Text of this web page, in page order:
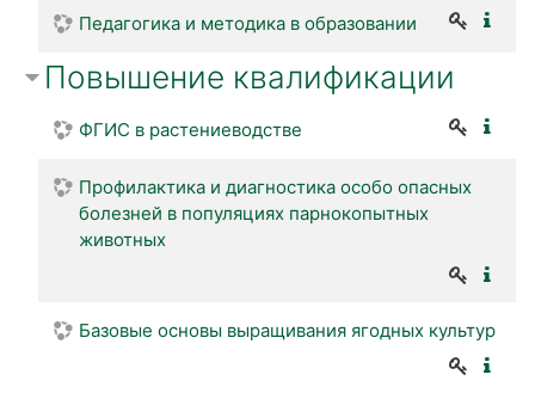
Педагогика и методика в образовании
Повышение квалификации
ФГИС в растениеводстве
Профилактика и диагностика особо опасных
болезней в популяциях парнокопытных
животных
Базовые основы выращивания ягодных культур